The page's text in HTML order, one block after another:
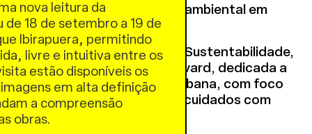
e resiliência socioambiental em
em São Paulo pela Rede Sustentabilidade,
Pública por Harvard, dedicada a
infância e sustentabilidade urbana, com foco
e fortalecimento da rede de cuidados com
nova leitura da
18 de setembro a 19 de
Ibirapuera, permitindo
livre e intuitiva entre os
estão disponíveis os
em alta definição
a compreensão
obras.